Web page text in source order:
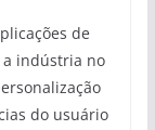
de
indústria no
do usuário